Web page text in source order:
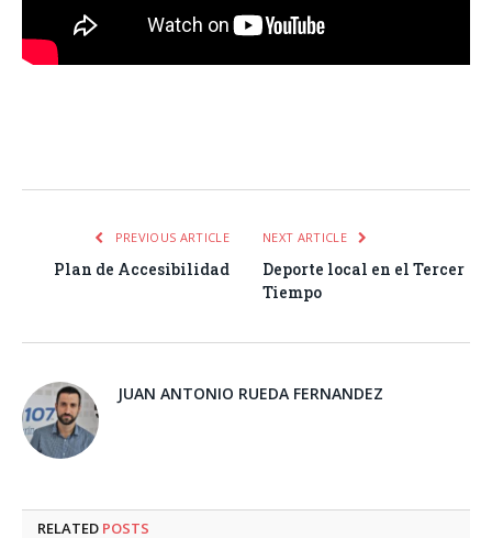
PREVIOUS ARTICLE
Plan de Accesibilidad
NEXT ARTICLE
Deporte local en el Tercer
Tiempo
JUAN ANTONIO RUEDA FERNANDEZ
RELATED POSTS